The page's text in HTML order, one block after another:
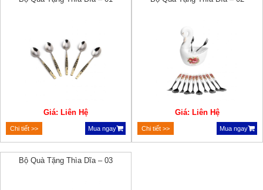
Giá: Liên Hệ
Chi tiết >> Mua ngay
Giá: Liên Hệ
Chi tiết >> Mua ngay
Bộ Quà Tặng Thìa Dĩa – 03